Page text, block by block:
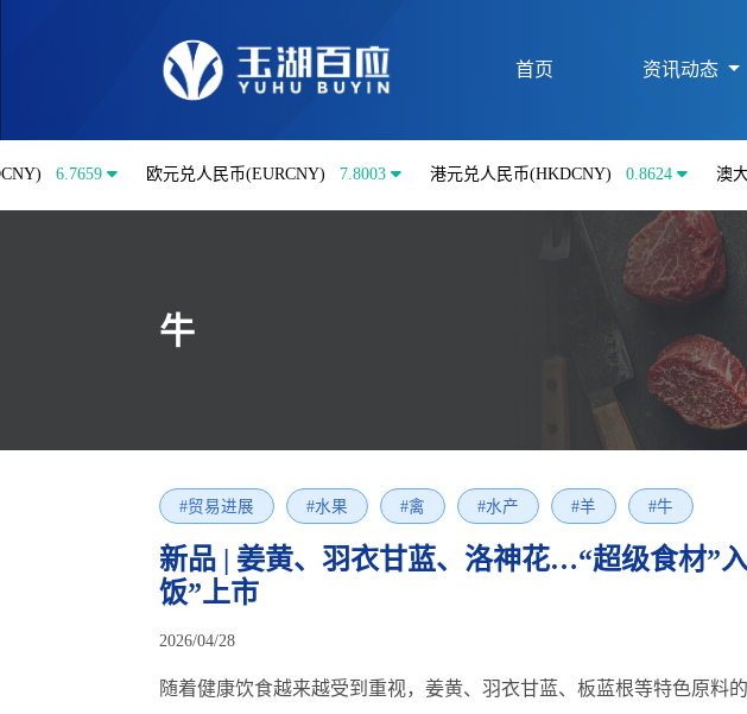
首页 资讯动态
欧元兑人民币(EURCNY) 7.8003 港元兑人民币(HKDCNY) 0.8624 澳大利亚元
牛
#贸易进展 #水果 #禽 #水产 #羊 #牛
新品 | 姜黄、羽衣甘蓝、洛神花…“超级食材”
饭”上市
2026/04/28
随着健康饮食越来越受到重视，姜黄、羽衣甘蓝、板蓝根等特色原料的